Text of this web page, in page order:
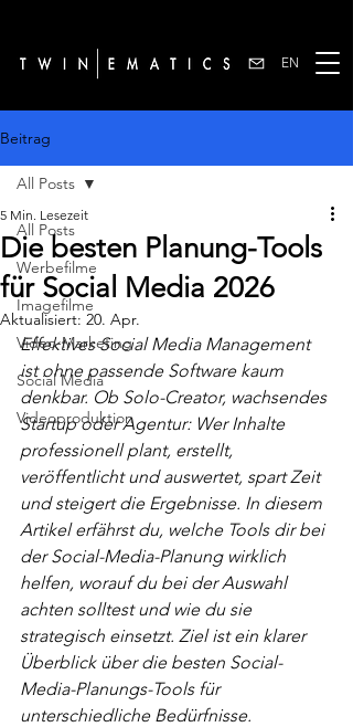
EN
Beitrag
All Posts
Werbefilme
Imagefilme
Video-Marketing
Social Media
Videoproduktion
All Posts
Die besten Planung-Tools
für Social Media 2026
5 Min. Lesezeit
Aktualisiert: 20. Apr.
Effektives Social Media Management
ist ohne passende Software kaum
denkbar. Ob Solo-Creator, wachsendes
Startup oder Agentur: Wer Inhalte
professionell plant, erstellt,
veröffentlicht und auswertet, spart Zeit
und steigert die Ergebnisse. In diesem
Artikel erfährst du, welche Tools dir bei
der Social-Media-Planung wirklich
helfen, worauf du bei der Auswahl
achten solltest und wie du sie
strategisch einsetzt. Ziel ist ein klarer
Überblick über die besten Social-
Media-Planungs-Tools für
unterschiedliche Bedürfnisse.